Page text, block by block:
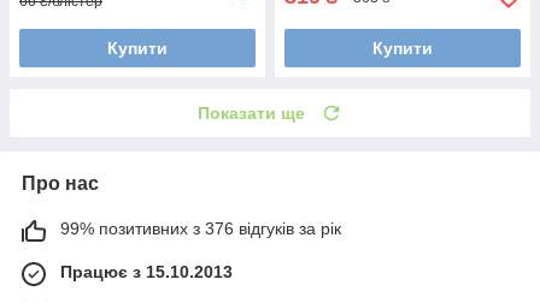
Купити Купити
Показати ще
Про нас
99% позитивних з 376 відгуків за рік
Працює з 15.10.2013